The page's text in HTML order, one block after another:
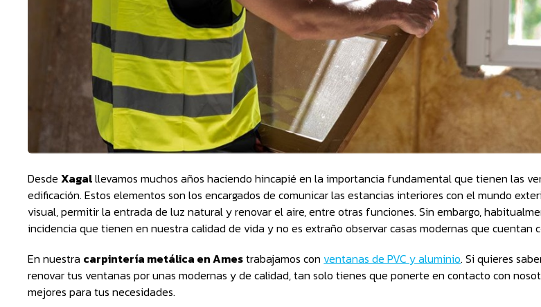
DesdeXagalllevamos muchos años haciendo hincapié en la importancia fundamental que tienen las
edificación. Estos elementos son los encargados de comunicar las estancias interiores con el mundo
visual, permitir la entrada de luz natural y renovar el aire, entre otras funciones. Sin embargo,
incidencia que tienen en nuestra calidad de vida y no es extraño observar casas modernas que cuentan
En nuestra carpintería metálica en Amestrabajamos con ventanas de PVC y aluminio. Si quieres
renovar tus ventanas por unas modernas y de calidad, tan solo tienes que ponerte en contacto con
mejores para tus necesidades.